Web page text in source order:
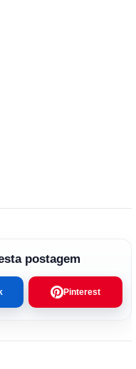
postagem
Pinterest